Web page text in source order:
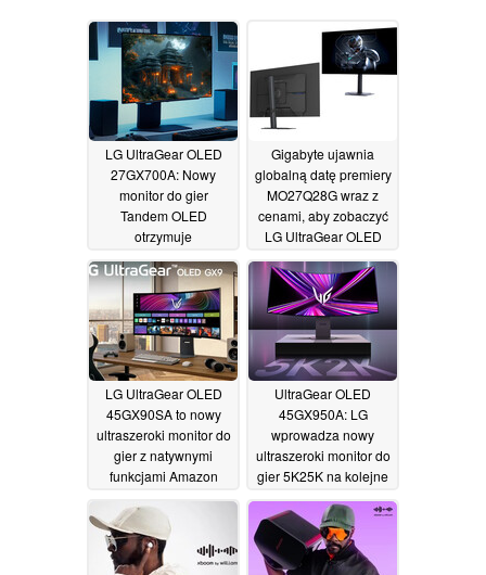
LG UltraGear OLED
27GX700A: Nowy
monitor do gier
Tandem OLED
otrzymuje
11/09/2025
Gigabyte ujawnia
globalną datę premiery
MO27Q28G wraz z
cenami, aby zobaczyć
LG UltraGear OLED
23/08/2025
LG UltraGear OLED
45GX90SA to nowy
ultraszeroki monitor do
gier z natywnymi
funkcjami Amazon
Now i
strumieniowaniem gier
Blacknut 19/04/2025
UltraGear OLED
45GX950A: LG
wprowadza nowy
ultraszeroki monitor do
gier 5K25K na kolejne
16/04/2025